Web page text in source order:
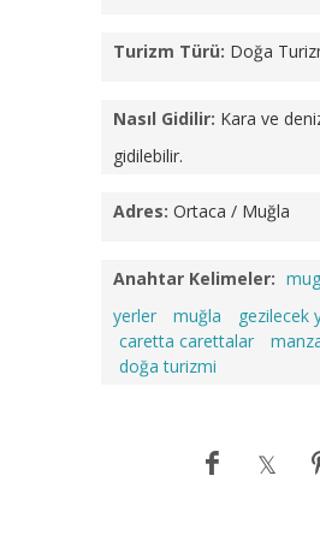
Turizm Türü: Doğa
Nasıl Gidilir: Kara ve
gidilebilir.
Adres: Ortaca / Muğla
Anahtar Kelimeler:
yerler
muğla
gezilecek
caretta carettalar
doğa turizmi